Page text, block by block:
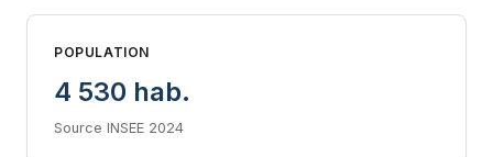
POPULATION
4 530 hab.
Source INSEE 2024